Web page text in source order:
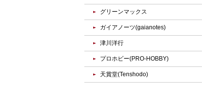
グリーンマックス
ガイアノーツ(gaianotes)
津川洋行
プロホビー(PRO-HOBBY)
天賞堂(Tenshodo)